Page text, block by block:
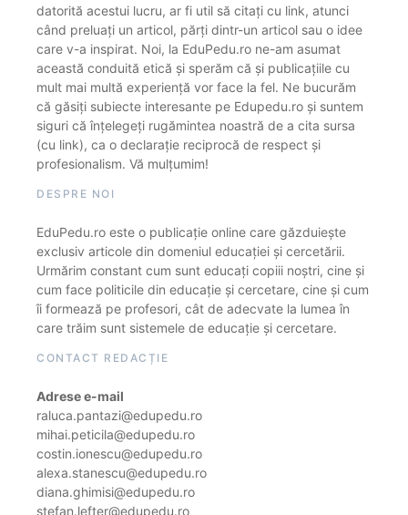
datorită acestui lucru, ar fi util să citați cu link, atunci
când preluați un articol, părți dintr-un articol sau o idee
care v-a inspirat. Noi, la EduPedu.ro ne-am asumat
această conduită etică și sperăm că și publicațiile cu
mult mai multă experiență vor face la fel. Ne bucurăm
că găsiți subiecte interesante pe Edupedu.ro și suntem
siguri că înțelegeți rugămintea noastră de a cita sursa
(cu link), ca o declarație reciprocă de respect și
profesionalism. Vă mulțumim!
DESPRE NOI
EduPedu.ro este o publicație online care găzduiește
exclusiv articole din domeniul educației și cercetării.
Urmărim constant cum sunt educați copiii noștri, cine și
cum face politicile din educație și cercetare, cine și cum
îi formează pe profesori, cât de adecvate la lumea în
care trăim sunt sistemele de educație și cercetare.
CONTACT REDACȚIE
Adrese e-mail
raluca.pantazi@edupedu.ro
mihai.peticila@edupedu.ro
costin.ionescu@edupedu.ro
alexa.stanescu@edupedu.ro
diana.ghimisi@edupedu.ro
stefan.lefter@edupedu.ro